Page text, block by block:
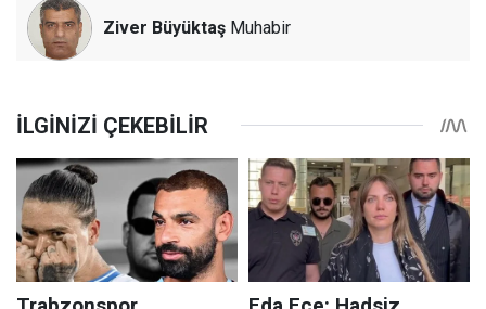
Ziver Büyüktaş Muhabir